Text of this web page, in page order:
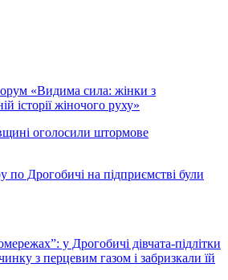
«Видима сила: жінки з
історії жіночого руху»
оголосили штормове
по Дрогобичі на підприємстві були
у Дрогобичі дівчата-підлітки
з перцевим газом і забризкали їй